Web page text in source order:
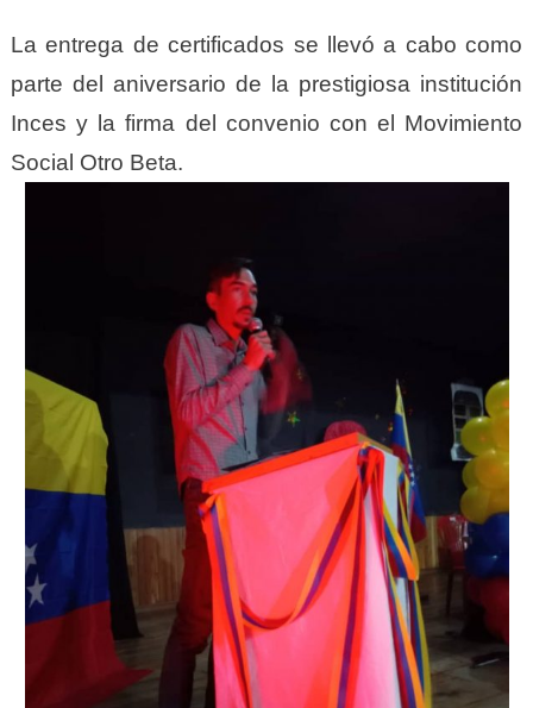
La entrega de certificados se llevó a cabo como
parte del aniversario de la prestigiosa institución
Inces y la firma del convenio con el Movimiento
Social Otro Beta.